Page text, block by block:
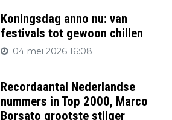
Koningsdag anno nu: van
festivals tot gewoon chillen
04 mei 2026 16:08
Recordaantal Nederlandse
nummers in Top 2000, Marco
Borsato grootste stijger